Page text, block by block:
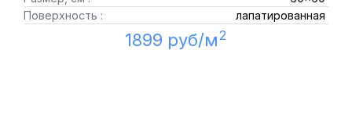
Поверхность :
лапатированная
1899 руб/м2